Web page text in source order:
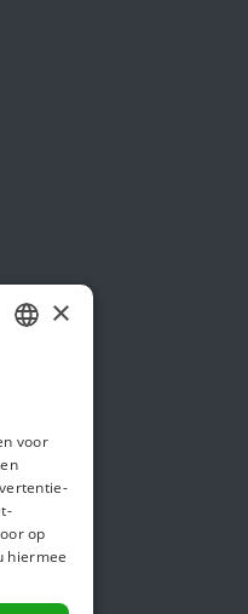
ENGLISH
×
voor
op
hiermee